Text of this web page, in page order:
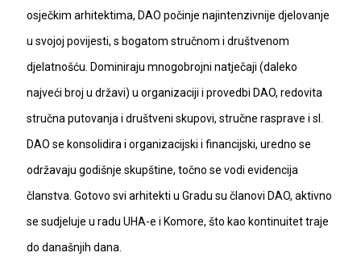
osječkim arhitektima, DAO počinje najintenzivnije djelovanje
u svojoj povijesti, s bogatom stručnom i društvenom
djelatnošću. Dominiraju mnogobrojni natječaji (daleko
najveći broj u državi) u organizaciji i provedbi DAO, redovita
stručna putovanja i društveni skupovi, stručne rasprave i sl.
DAO se konsolidira i organizacijski i financijski, uredno se
održavaju godišnje skupštine, točno se vodi evidencija
članstva. Gotovo svi arhitekti u Gradu su članovi DAO, aktivno
se sudjeluje u radu UHA-e i Komore, što kao kontinuitet traje
do današnjih dana.